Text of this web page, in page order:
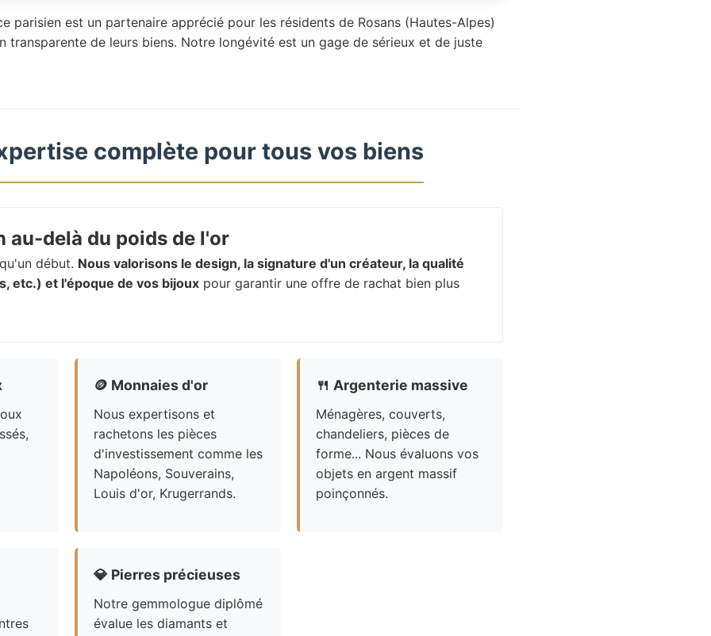
parisien est un partenaire apprécié pour les résidents de Rosans (Hautes-Alpes)
transparente de leurs biens. Notre longévité est un gage de sérieux et de juste
complète pour tous vos biens
delà du poids de l'or
début. Nous valorisons le design, la signature d'un créateur, la qualité
etc.) et l'époque de vos bijoux pour garantir une offre de rachat bien plus
🪙 Monnaies d'or
Nous expertisons et
rachetons les pièces
d'investissement comme les
Napoléons, Souverains,
Louis d'or, Krugerrands.
🍴 Argenterie massive
Ménagères, couverts,
chandeliers, pièces de
forme... Nous évaluons vos
objets en argent massif
poinçonnés.
💎 Pierres précieuses
Notre gemmologue diplômé
évalue les diamants et